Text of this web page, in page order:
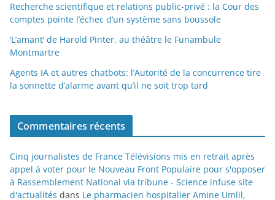
Recherche scientifique et relations public-privé : la Cour des
comptes pointe l’échec d’un système sans boussole
‘L’amant’ de Harold Pinter, au théâtre le Funambule
Montmartre
Agents IA et autres chatbots: l’Autorité de la concurrence tire
la sonnette d’alarme avant qu’il ne soit trop tard
Commentaires récents
Cinq journalistes de France Télévisions mis en retrait après
appel à voter pour le Nouveau Front Populaire pour s'opposer
à Rassemblement National via tribune - Science infuse site
d'actualités dans Le pharmacien hospitalier Amine Umlil,